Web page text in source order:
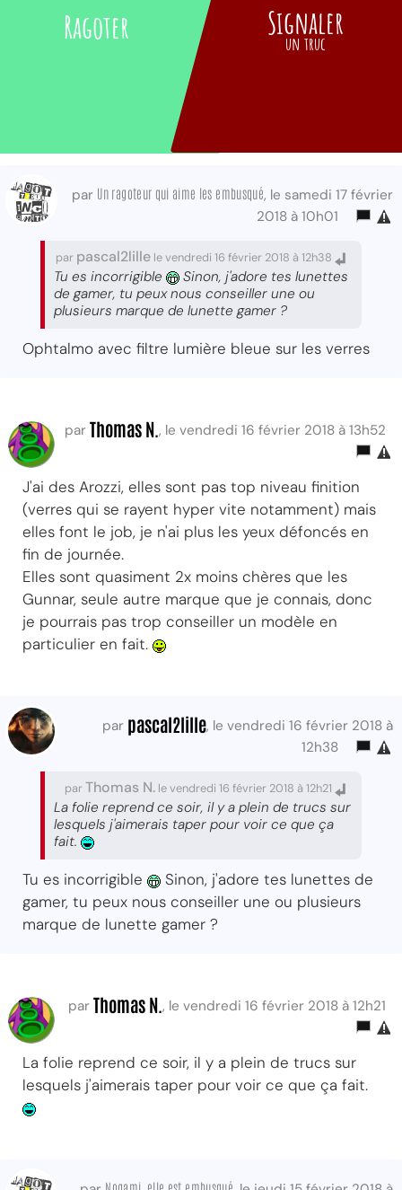
Ragoter Signaler
un truc
par Un ragoteur qui aime les embusqué, le samedi 17 février
2018 à 10h01
par pascal2lille le vendredi 16 février 2018 à 12h38
Tu es incorrigible
Sinon, j'adore tes lunettes
de gamer, tu peux nous conseiller une ou
plusieurs marque de lunette gamer ?
Ophtalmo avec filtre lumière bleue sur les verres
par Thomas N., le vendredi 16 février 2018 à 13h52
J'ai des Arozzi, elles sont pas top niveau finition
(verres qui se rayent hyper vite notamment) mais
elles font le job, je n'ai plus les yeux défoncés en
fin de journée.
Elles sont quasiment 2x moins chères que les
Gunnar, seule autre marque que je connais, donc
je pourrais pas trop conseiller un modèle en
particulier en fait.
par pascal2lille, le vendredi 16 février 2018 à
12h38
parThomas N. le vendredi 16 février 2018 à 12h21
La folie reprend ce soir, il y a plein de trucs sur
lesquels j'aimerais taper pour voir ce que ça
fait.
Tu es incorrigible
Sinon, j'adore tes lunettes de
gamer, tu peux nous conseiller une ou plusieurs
marque de lunette gamer ?
par Thomas N., le vendredi 16 février 2018 à 12h21
La folie reprend ce soir, il y a plein de trucs sur
lesquels j'aimerais taper pour voir ce que ça fait.